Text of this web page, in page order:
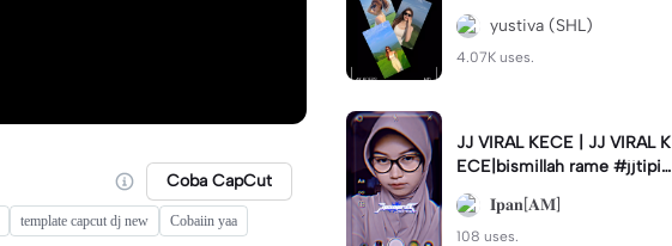
Coba CapCut
template capcut dj new Cobaiin yaa
ansisi #soundviraltiktok #fy
p #trendyustiva (SHL)
4.07K uses.
JJ VIRAL KECE | JJ VIRAL K
ECE|bismillah rame #jjtipis
#viral#fyp#ipan_prst
𝐈𝐩𝐚𝐧[𝐀𝐌]
108 uses.